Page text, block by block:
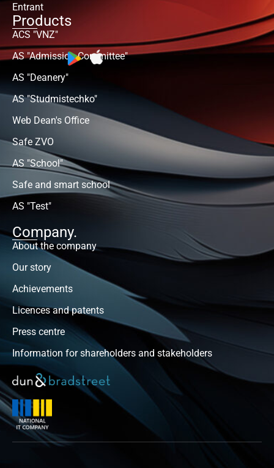
Entrant
Products
ACS "VNZ"
AS "Admission Committee"
AS "Deanery"
AS "Studmistechko"
Web Dean's Office
Safe ZVO
AS "School"
Safe and smart school
AS "Test"
Company.
About the company
Our story
Achievements
Licences and patents
Press centre
Information for shareholders and stakeholders